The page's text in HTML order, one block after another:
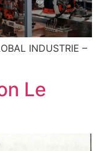
INDUSTRIE –
Le